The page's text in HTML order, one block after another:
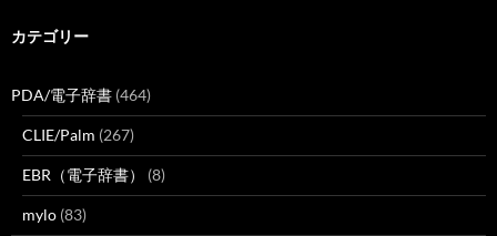
カテゴリー
PDA/電子辞書 (464)
CLIE/Palm (267)
EBR（電子辞書） (8)
mylo (83)